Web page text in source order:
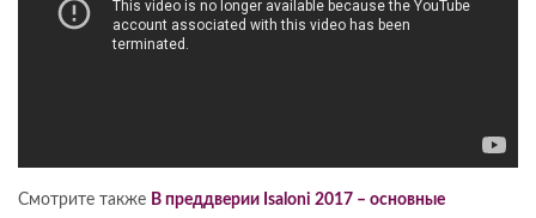
Смотрите также В преддверии Isaloni 2017 – основные